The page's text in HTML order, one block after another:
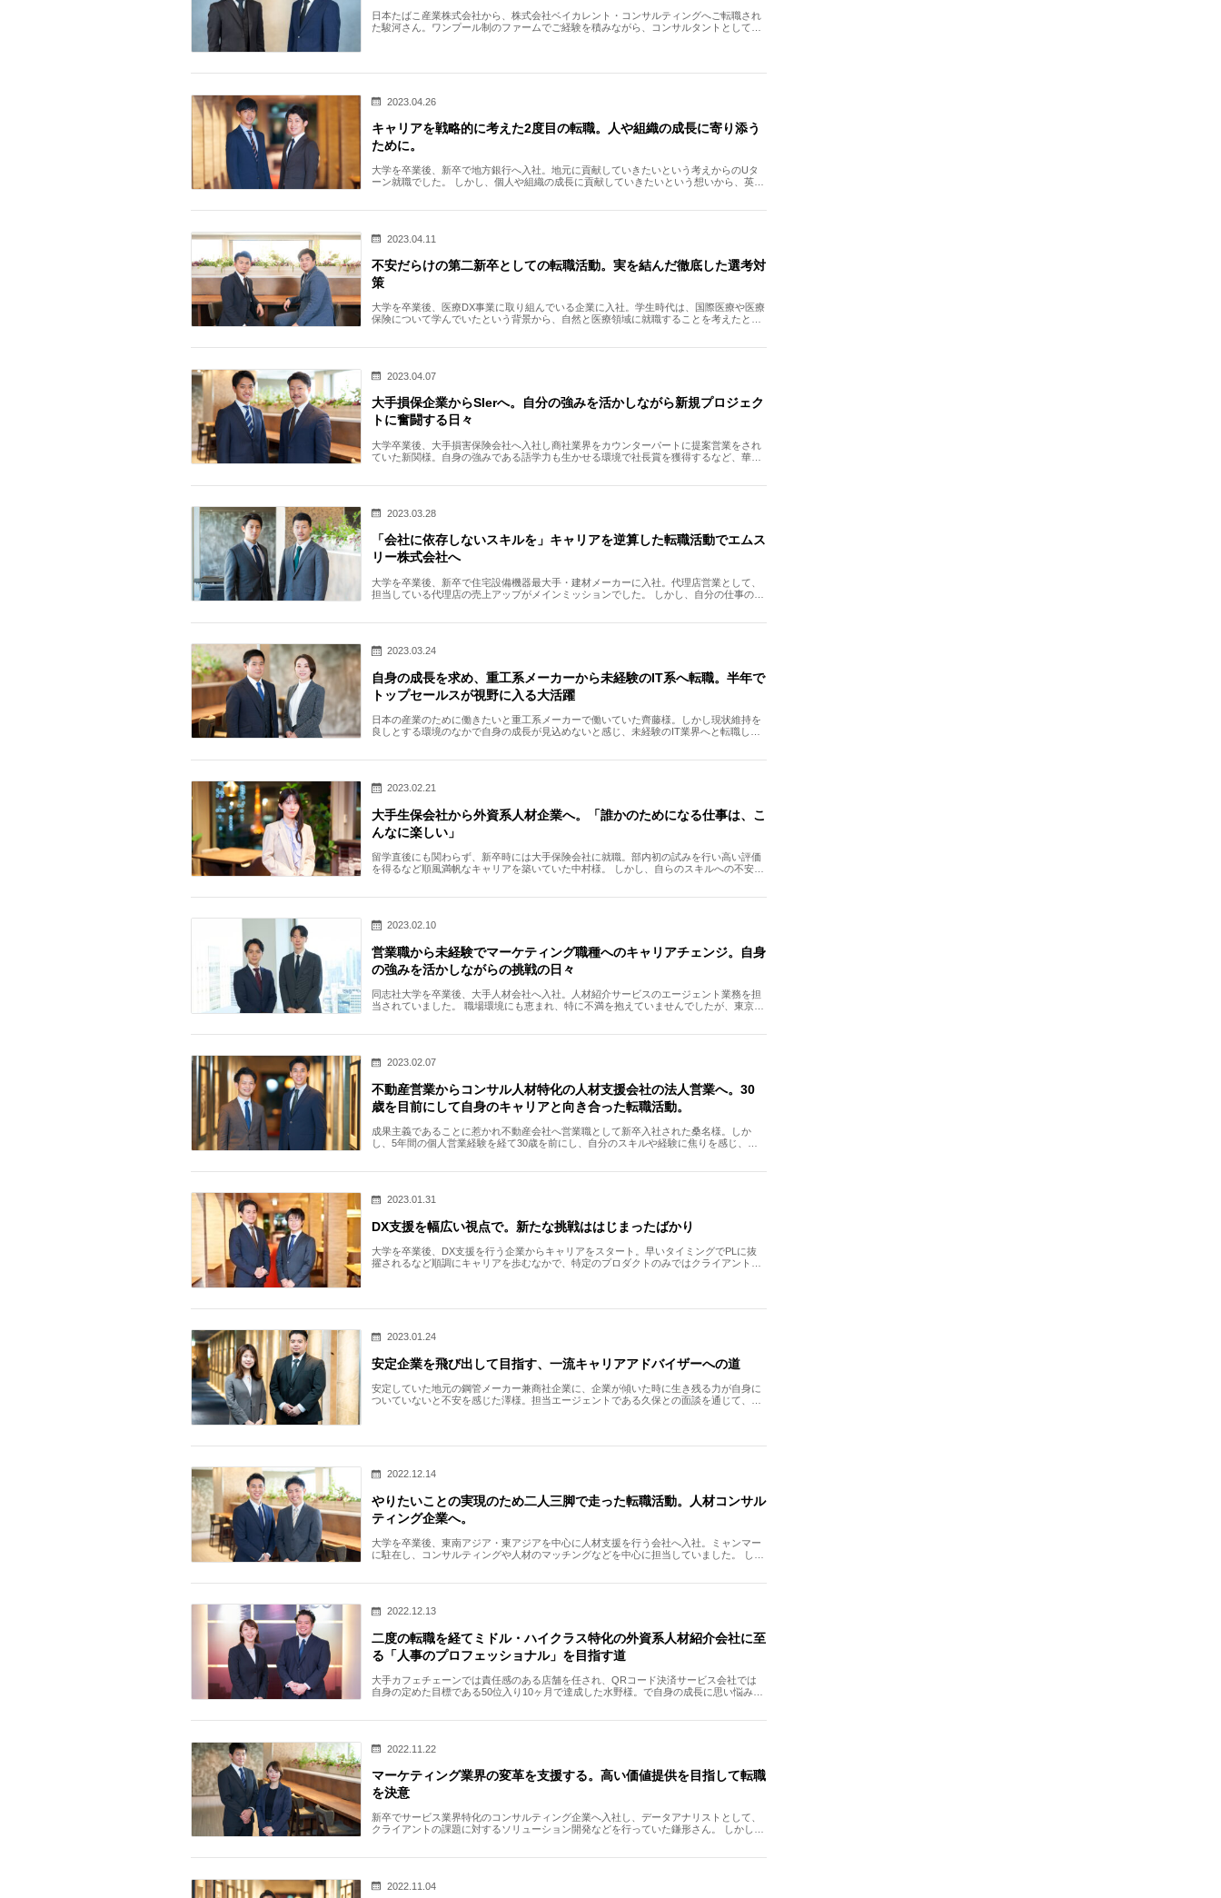
日本たばこ産業株式会社から、株式会社ベイカレント・コンサルティングへご転職され
た駿河さん。ワンプール制のファームでご経験を積みながら、コンサルタントとして自
2023.04.26
キャリアを戦略的に考えた2度目の転職。人や組織の成長に寄り添う
ために。
大学を卒業後、新卒で地方銀行へ入社。地元に貢献していきたいという考えからのUタ
ーン就職でした。 しかし、個人や組織の成長に貢献していきたいという想いから、英語
2023.04.11
不安だらけの第二新卒としての転職活動。実を結んだ徹底した選考対
策
大学を卒業後、医療DX事業に取り組んでいる企業に入社。学生時代は、国際医療や医療
保険について学んでいたという背景から、自然と医療領域に就職することを考えたと言
2023.04.07
大手損保企業からSIerへ。自分の強みを活かしながら新規プロジェク
トに奮闘する日々
大学卒業後、大手損害保険会社へ入社し商社業界をカウンターパートに提案営業をされ
ていた新関様。自身の強みである語学力も生かせる環境で社長賞を獲得するなど、華々
2023.03.28
「会社に依存しないスキルを」キャリアを逆算した転職活動でエムス
リー株式会社へ
大学を卒業後、新卒で住宅設備機器最大手・建材メーカーに入社。代理店営業として、
担当している代理店の売上アップがメインミッションでした。 しかし、自分の仕事の結
2023.03.24
自身の成長を求め、重工系メーカーから未経験のIT系へ転職。半年で
トップセールスが視野に入る大活躍
日本の産業のために働きたいと重工系メーカーで働いていた齊藤様。しかし現状維持を
良しとする環境のなかで自身の成長が見込めないと感じ、未経験のIT業界へと転職しま
2023.02.21
大手生保会社から外資系人材企業へ。「誰かのためになる仕事は、こ
んなに楽しい」
留学直後にも関わらず、新卒時には大手保険会社に就職。部内初の試みを行い高い評価
を得るなど順風満帆なキャリアを築いていた中村様。 しかし、自らのスキルへの不安と
2023.02.10
営業職から未経験でマーケティング職種へのキャリアチェンジ。自身
の強みを活かしながらの挑戦の日々
同志社大学を卒業後、大手人材会社へ入社。人材紹介サービスのエージェント業務を担
当されていました。 職場環境にも恵まれ、特に不満を抱えていませんでしたが、東京か
2023.02.07
不動産営業からコンサル人材特化の人材支援会社の法人営業へ。30
歳を目前にして自身のキャリアと向き合った転職活動。
成果主義であることに惹かれ不動産会社へ営業職として新卒入社された桑名様。しか
し、5年間の個人営業経験を経て30歳を前にし、自分のスキルや経験に焦りを感じ、転
2023.01.31
DX支援を幅広い視点で。新たな挑戦ははじまったばかり
大学を卒業後、DX支援を行う企業からキャリアをスタート。早いタイミングでPLに抜
擢されるなど順調にキャリアを歩むなかで、特定のプロダクトのみではクライアントの
2023.01.24
安定企業を飛び出して目指す、一流キャリアアドバイザーへの道
安定していた地元の鋼管メーカー兼商社企業に、企業が傾いた時に生き残る力が自身に
ついていないと不安を感じた澤様。担当エージェントである久保との面談を通じて、自
2022.12.14
やりたいことの実現のため二人三脚で走った転職活動。人材コンサル
ティング企業へ。
大学を卒業後、東南アジア・東アジアを中心に人材支援を行う会社へ入社。ミャンマー
に駐在し、コンサルティングや人材のマッチングなどを中心に担当していました。 しか
2022.12.13
二度の転職を経てミドル・ハイクラス特化の外資系人材紹介会社に至
る「人事のプロフェッショナル」を目指す道
大手カフェチェーンでは責任感のある店舗を任され、QRコード決済サービス会社では
自身の定めた目標である50位入り10ヶ月で達成した水野様。で自身の成長に思い悩み、
2022.11.22
マーケティング業界の変革を支援する。高い価値提供を目指して転職
を決意
新卒でサービス業界特化のコンサルティング企業へ入社し、データアナリストとして、
クライアントの課題に対するソリューション開発などを行っていた鎌形さん。 しかし、
2022.11.04